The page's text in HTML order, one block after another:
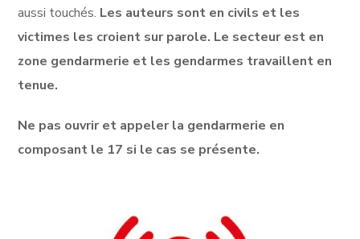
aussi touchés. Les auteurs sont en civils et les
victimes les croient sur parole. Le secteur est en
zone gendarmerie et les gendarmes travaillent en
tenue.
Ne pas ouvrir et appeler la gendarmerie en
composant le 17 si le cas se présente.